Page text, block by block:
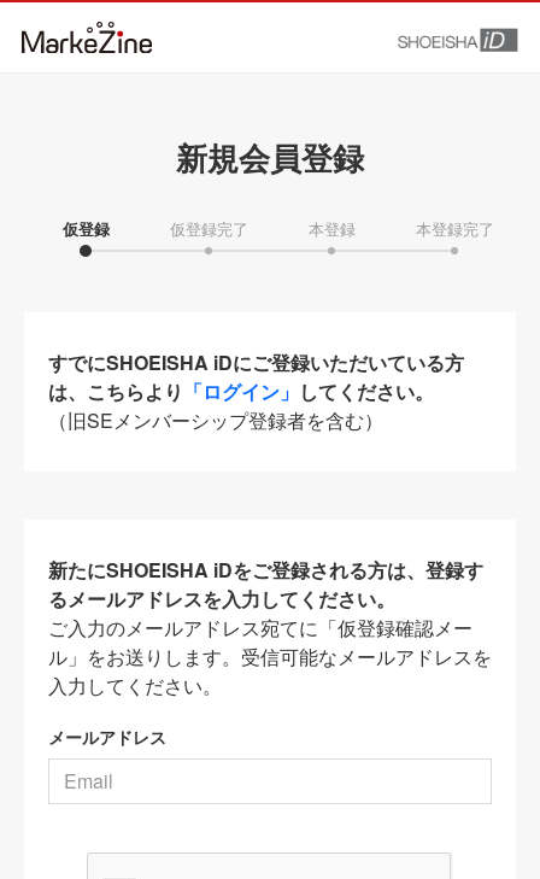
新規会員登録
仮登録 仮登録完了 本登録 本登録完了
すでにSHOEISHA iDにご登録いただいている方
は、こちらより 「ログイン」 してください。
（旧SEメンバーシップ登録者を含む）
新たにSHOEISHA iDをご登録される方は、登録す
るメールアドレスを入力してください。
ご入力のメールアドレス宛てに「仮登録確認メー
ル」をお送りします。受信可能なメールアドレスを
入力してください。
メールアドレス